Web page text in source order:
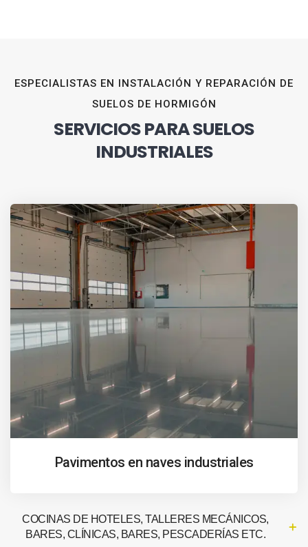
ESPECIALISTAS EN INSTALACIÓN Y REPARACIÓN DE
SUELOS DE HORMIGÓN
SERVICIOS PARA SUELOS
INDUSTRIALES
Pavimentos en naves industriales
COCINAS DE HOTELES, TALLERES MECÁNICOS,
BARES, CLÍNICAS, BARES, PESCADERÍAS ETC.